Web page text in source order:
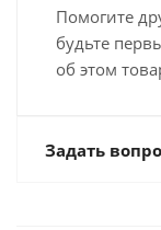
Помогите
будьте
об этом
Задать